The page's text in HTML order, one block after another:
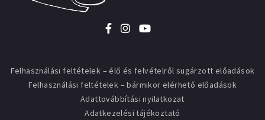
Felhasználási feltételek – élő és felvételről sugárzott előadások
Felhasználási feltételek – bármikor elérhető előadások
Adattovábbítási nyilatkozat
Adatkezelési tájékoztató